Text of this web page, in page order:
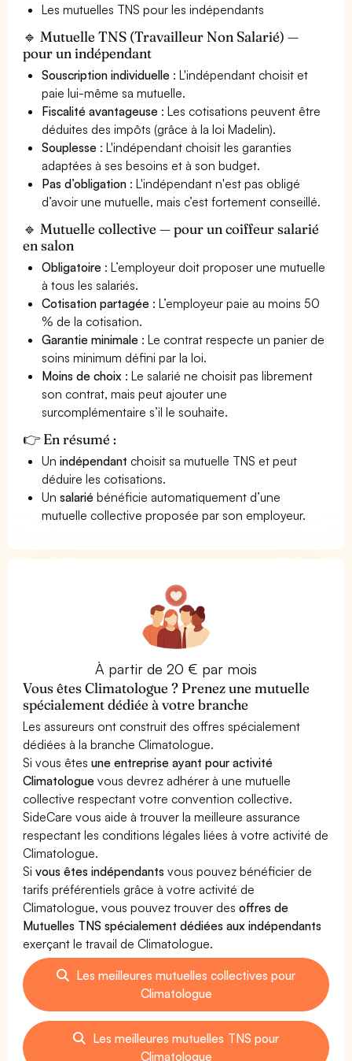
Les mutuelles TNS pour les indépendants
🔹 Mutuelle TNS (Travailleur Non Salarié) —
pour un indépendant
Souscription individuelle : L'indépendant choisit et
paie lui-même sa mutuelle.
Fiscalité avantageuse : Les cotisations peuvent être
déduites des impôts (grâce à la loi Madelin).
Souplesse : L'indépendant choisit les garanties
adaptées à ses besoins et à son budget.
Pas d’obligation : L'indépendant n'est pas obligé
d’avoir une mutuelle, mais c’est fortement conseillé.
🔹 Mutuelle collective — pour un coiffeur salarié
en salon
Obligatoire : L’employeur doit proposer une mutuelle
à tous les salariés.
Cotisation partagée : L’employeur paie au moins 50
% de la cotisation.
Garantie minimale : Le contrat respecte un panier de
soins minimum défini par la loi.
Moins de choix : Le salarié ne choisit pas librement
son contrat, mais peut ajouter une
surcomplémentaire s’il le souhaite.
👉 En résumé :
Unindépendant choisit sa mutuelle TNS et peut
déduire les cotisations.
Unsalarié bénéficie automatiquement d’une
mutuelle collective proposée par son employeur.
À partir de 20 € par mois
Vous êtes Climatologue ? Prenez une mutuelle
spécialement dédiée à votre branche
Les assureurs ont construit des offres spécialement
dédiées à la branche Climatologue.
Si vous êtesune entreprise ayant pour activité
Climatologue vous devrez adhérer à une mutuelle
collective respectant votre convention collective.
SideCare vous aide à trouver la meilleure assurance
respectant les conditions légales liées à votre activité de
Climatologue.
Sivous êtes indépendants vous pouvez bénéficier de
tarifs préférentiels grâce à votre activité de
Climatologue, vous pouvez trouver desoffres de
Mutuelles TNS spécialement dédiées aux indépendants
exerçant le travail de Climatologue.
Les meilleures mutuelles collectives pour
Climatologue
Les meilleures mutuelles TNS pour
Climatologue